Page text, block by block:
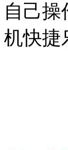
自己
机快捷